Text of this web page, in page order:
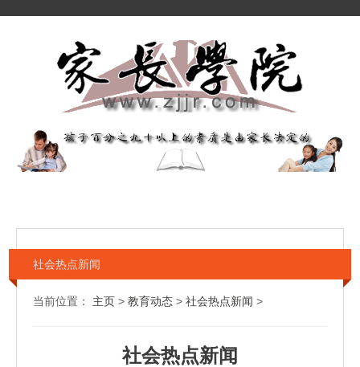
社会热点新闻
当前位置： 主页 > 教育动态 > 社会热点新闻 >
社会热点新闻